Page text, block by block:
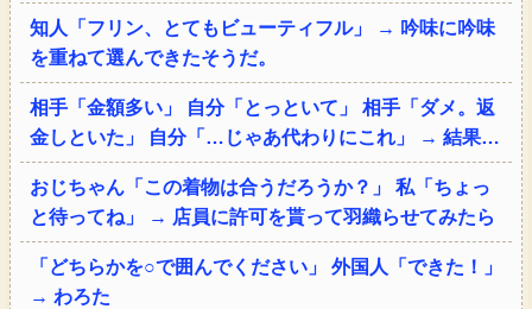
知人「フリン、とてもビューティフル」 → 吟味に吟味
を重ねて選んできたそうだ。
相手「金額多い」 自分「とっといて」 相手「ダメ。返
金しといた」 自分「…じゃあ代わりにこれ」 → 結果…
おじちゃん「この着物は合うだろうか？」 私「ちょっ
と待ってね」 → 店員に許可を貰って羽織らせてみたら
「どちらかを○で囲んでください」 外国人「できた！」
→ わろた